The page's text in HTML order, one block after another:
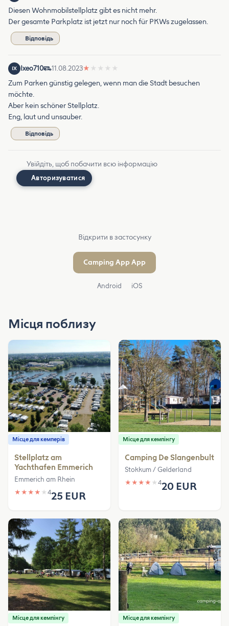
Diesen Wohnmobilstellplatz gibt es nicht mehr.
Der gesamte Parkplatz ist jetzt nur noch für PKWs zugelassen.
Відповідь
IX Ixeo710 11.08.2023★ ★ ★ ★ ★
Zum Parken günstig gelegen, wenn man die Stadt besuchen
möchte.
Aber kein schöner Stellplatz.
Eng, laut und unsauber.
Відповідь
Увійдіть, щоб побачити всю інформацію
Авторизуватися
Відкрити в застосунку
Camping App App
Android iOS
Місця поблизу
Місце для кемперів
Stellplatz am
Yachthafen Emmerich
Emmerich am Rhein
★ ★ ★ ★ ★ 425 EUR
Місце для кемпінгу
Camping De Slangenbult
Stokkum / Gelderland
★ ★ ★ ★ ★ 420 EUR
Місце для кемпінгу Місце для кемпінгу